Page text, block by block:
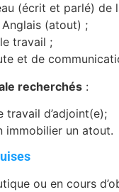
(écrit et parlé) de
(atout) ;
travail ;
et de
recherchés :
travail d’adjoint(e);
immobilier un atout.
ou en cours